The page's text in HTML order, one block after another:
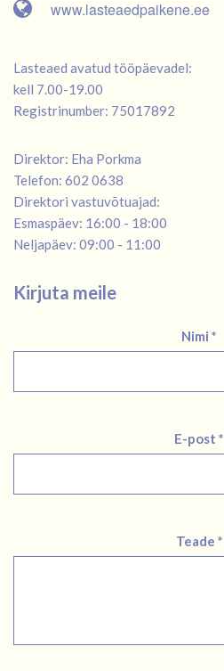
www.lasteaedpaikene.ee
Lasteaed avatud tööpäevadel:
kell 7.00-19.00
Registrinumber: 75017892
Direktor: Eha Porkma
Telefon: 602 0638
Direktori vastuvõtuajad:
Esmaspäev: 16:00 - 18:00
Neljapäev: 09:00 - 11:00
Kirjuta meile
Nimi *
E-post *
Teade *